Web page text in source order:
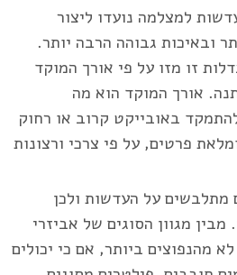
למצלמה נועדו ליצור
ובאיכות גבוהה הרבה יותר.
זו מזו על פי אורך המוקד
אורך המוקד הוא מה
באובייקט קרוב או רחוק
פרטים, על פי צרכי ורצונות
מתלבשים על העדשות ולכן
מבין מגוון הסוגים של אביזרי
מהנפוצים ביותר, אם כי יכולים